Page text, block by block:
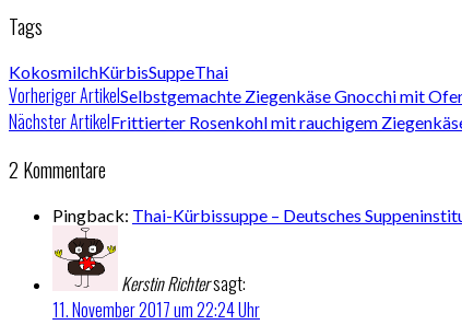
Tags
KokosmilchKürbisSuppeThai
Vorheriger ArtikelSelbstgemachte Ziegenkäse Gnocchi mit
Nächster ArtikelFrittierter Rosenkohl mit rauchigem
2 Kommentare
Pingback: Thai-Kürbissuppe – Deutsches
Kerstin Richtersagt:
11. November 2017 um 22:24 Uhr